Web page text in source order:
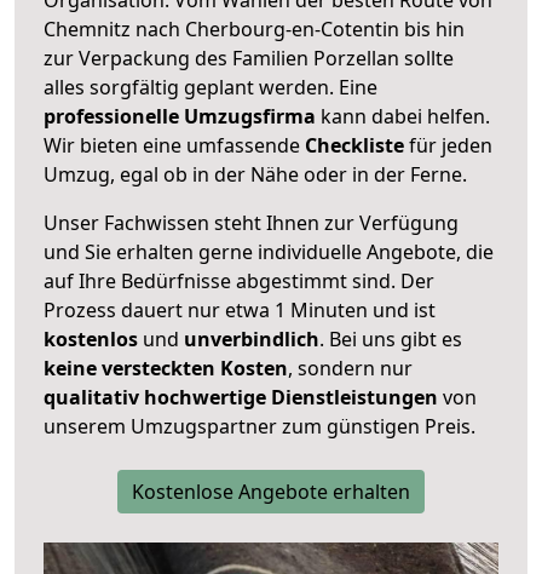
Chemnitz nach Cherbourg-en-Cotentin bis hin
zur Verpackung des Familien Porzellan sollte
alles sorgfältig geplant werden. Eine
professionelle Umzugsfirma kann dabei helfen.
Wir bieten eine umfassende Checklistefür jeden
Umzug, egal ob in der Nähe oder in der Ferne.
Unser Fachwissen steht Ihnen zur Verfügung
und Sie erhalten gerne individuelle Angebote, die
auf Ihre Bedürfnisse abgestimmt sind. Der
Prozess dauert nur etwa 1 Minuten und ist
kostenlos und unverbindlich. Bei uns gibt es
keine versteckten Kosten, sondern nur
qualitativ hochwertige Dienstleistungen von
unserem Umzugspartner zum günstigen Preis.
Kostenlose Angebote erhalten